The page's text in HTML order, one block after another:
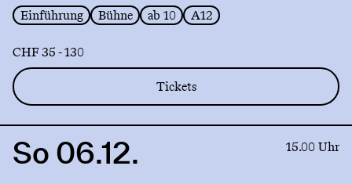
Einführung
Bühne ab 10 A12
CHF 35 - 130
Tickets
LinkSo 06.12. 15.00 Uhr